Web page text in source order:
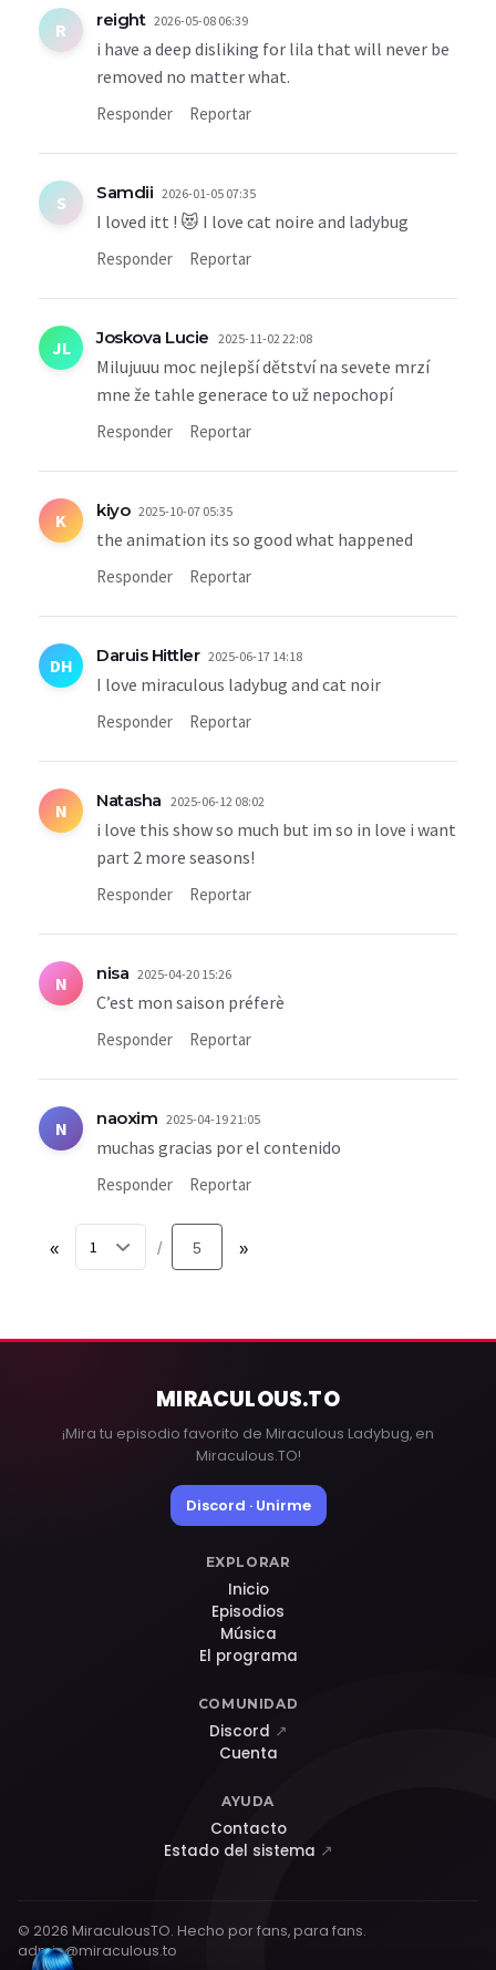
R reight 2026-05-08 06:39
i have a deep disliking for lila that will never be
removed no matter what.
Responder Reportar
S Samdii 2026-01-05 07:35
I loved itt ! 😻 I love cat noire and ladybug
Responder Reportar
JL Joskova Lucie 2025-11-02 22:08
Milujuuu moc nejlepší dětství na sevete mrzí
mne že tahle generace to už nepochopí
Responder Reportar
K kiyo 2025-10-07 05:35
the animation its so good what happened
Responder Reportar
DH Daruis Hittler 2025-06-17 14:18
I love miraculous ladybug and cat noir
Responder Reportar
N Natasha 2025-06-12 08:02
i love this show so much but im so in love i want
part 2 more seasons!
Responder Reportar
N nisa 2025-04-20 15:26
C’est mon saison préferè
Responder Reportar
N naoxim 2025-04-19 21:05
muchas gracias por el contenido
Responder Reportar
« / 5 »
MIRACULOUS.TO
¡Mira tu episodio favorito de Miraculous Ladybug, en
Miraculous.TO!
Discord · Unirme
EXPLORAR
Inicio
Episodios
Música
El programa
COMUNIDAD
Discord ↗
Cuenta
AYUDA
Contacto
Estado del sistema ↗
© 2026 MiraculousTO. Hecho por fans, para fans.
admin@miraculous.to